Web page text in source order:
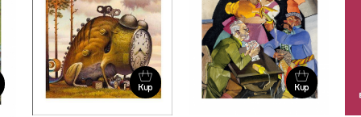
Kup Kup